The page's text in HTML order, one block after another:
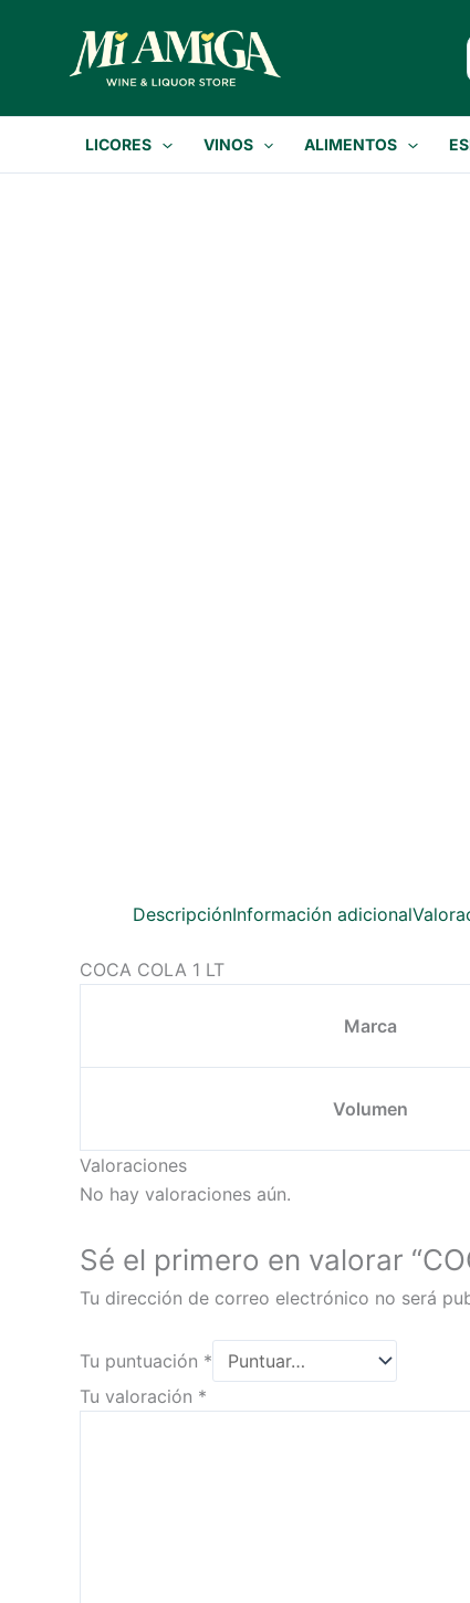
contenido
LICORES VINOS ALIMENTOS
DescripciónInformación adicional
COCA COLA 1 LT
Marca
Volumen
Valoraciones
No hay valoraciones aún.
Sé el primero en valorar
Tu dirección de correo electrónico no será
Tu puntuación *
Tu valoración *